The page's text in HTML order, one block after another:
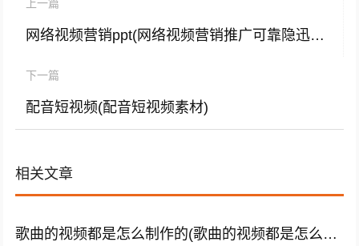
上一篇
网络视频营销ppt(网络视频营销推广可靠隐迅推)
下一篇
配音短视频(配音短视频素材)
相关文章
歌曲的视频都是怎么制作的(歌曲的视频都是怎么制作的呢)